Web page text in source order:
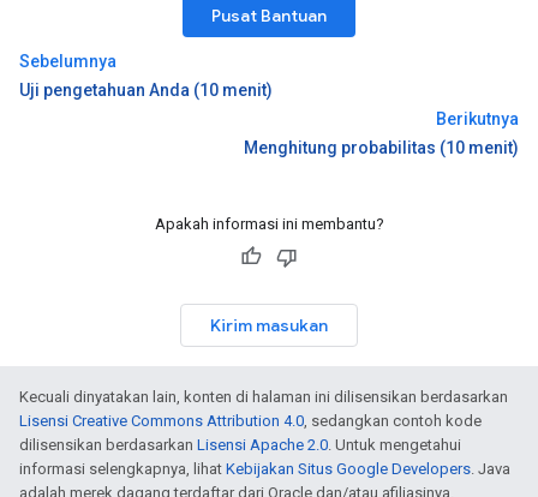
Pusat Bantuan
Sebelumnya
Uji pengetahuan Anda (10 menit)
Berikutnya
Menghitung probabilitas (10 menit)
Apakah informasi ini membantu?
Kirim masukan
Kecuali dinyatakan lain, konten di halaman ini dilisensikan berdasarkan
Lisensi Creative Commons Attribution 4.0, sedangkan contoh kode
dilisensikan berdasarkan Lisensi Apache 2.0. Untuk mengetahui
informasi selengkapnya, lihat Kebijakan Situs Google Developers. Java
adalah merek dagang terdaftar dari Oracle dan/atau afiliasinya.